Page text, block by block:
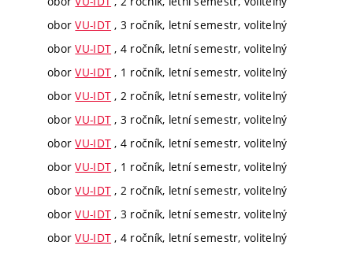
oborVU-IDT , 3 ročník, letní semestr, volitelný
oborVU-IDT , 4 ročník, letní semestr, volitelný
oborVU-IDT , 1 ročník, letní semestr, volitelný
oborVU-IDT , 2 ročník, letní semestr, volitelný
oborVU-IDT , 3 ročník, letní semestr, volitelný
oborVU-IDT , 4 ročník, letní semestr, volitelný
oborVU-IDT , 1 ročník, letní semestr, volitelný
oborVU-IDT , 2 ročník, letní semestr, volitelný
oborVU-IDT , 3 ročník, letní semestr, volitelný
oborVU-IDT , 4 ročník, letní semestr, volitelný